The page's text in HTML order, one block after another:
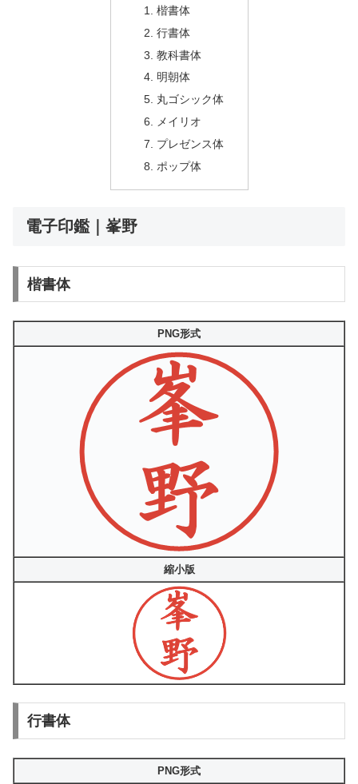
楷書体
行書体
教科書体
明朝体
丸ゴシック体
メイリオ
プレゼンス体
ポップ体
電子印鑑｜峯野
楷書体
PNG形式
縮小版
行書体
PNG形式